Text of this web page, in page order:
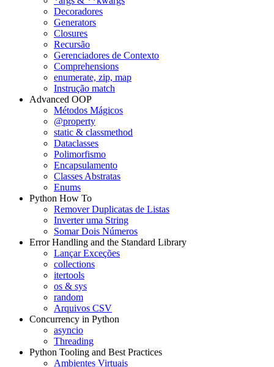
Decoradores
Generators
Closures
Recursão
Gerenciadores de Contexto
Comprehensions
enumerate, zip, map
Instrução match
Advanced OOP
Métodos Mágicos
@property
static & classmethod
Dataclasses
Polimorfismo
Encapsulamento
Classes Abstratas
Enums
Python How To
Remover Duplicatas de Listas
Inverter uma String
Somar Dois Números
Error Handling and the Standard Library
Lançar Exceções
collections
itertools
os & sys
random
Arquivos CSV
Concurrency in Python
asyncio
Threading
Python Tooling and Best Practices
Ambientes Virtuais